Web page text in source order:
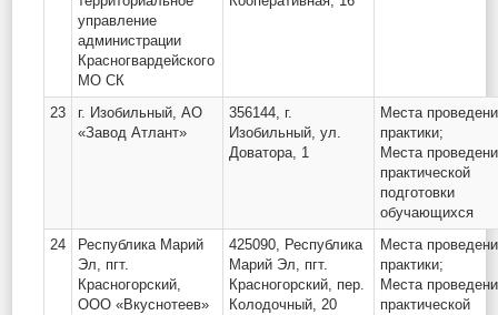
управление
администрации
Красногвардейского
МО СК
23
г. Изобильный, АО
«Завод Атлант»
356144, г.
Изобильный, ул.
Доватора, 1
Места
практики;
Места
практической
подготовки
обучающихся
24
Республика Марий
Эл, пгт.
Красногорский,
ООО «Вкуснотеев»
425090, Республика
Марий Эл, пгт.
Красногорский, пер.
Колодочный, 20
Места
практики;
Места
практической